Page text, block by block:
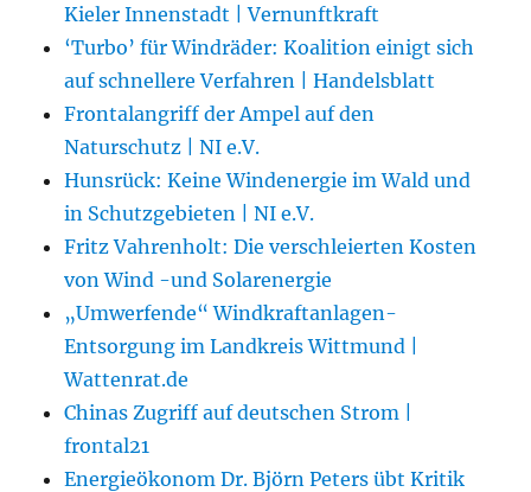
Kieler Innenstadt | Vernunftkraft
‘Turbo’ für Windräder: Koalition einigt sich
auf schnellere Verfahren | Handelsblatt
Frontalangriff der Ampel auf den
Naturschutz | NI e.V.
Hunsrück: Keine Windenergie im Wald und
in Schutzgebieten | NI e.V.
Fritz Vahrenholt: Die verschleierten Kosten
von Wind -und Solarenergie
„Umwerfende“ Windkraftanlagen-
Entsorgung im Landkreis Wittmund |
Wattenrat.de
Chinas Zugriff auf deutschen Strom |
frontal21
Energieökonom Dr. Björn Peters übt Kritik